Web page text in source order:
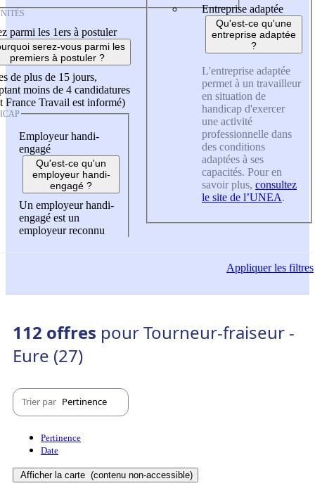
parmi les 1ers à postuler
serez-vous parmi les
premiers à postuler ?
de plus de 15 jours,
moins de 4 candidatures
France Travail est informé)
Employeur handi-
engagé
Qu'est-ce qu'un
employeur handi-
engagé ?
Un employeur handi-
engagé est un
employeur reconnu
Entreprise adaptée
Qu'est-ce qu'une
entreprise adaptée
?
L'entreprise adaptée
permet à un travailleur
en situation de
handicap d'exercer
une activité
professionnelle dans
des conditions
adaptées à ses
capacités. Pour en
savoir plus, consultez
le site de l’UNEA.
Appliquerles filtres
112 offres pour Tourneur-fraiseur -
Eure (27)
Trier par Pertinence
Pertinence
Date
Afficher la carte (contenu non-accessible)